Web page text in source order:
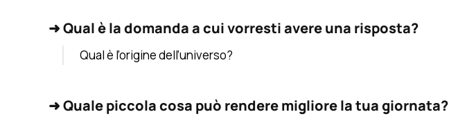
➜Qual è la domanda a cui vorresti avere una risposta?
Qual è l’origine dell’universo?
➜Quale piccola cosa può rendere migliore la tua giornata?